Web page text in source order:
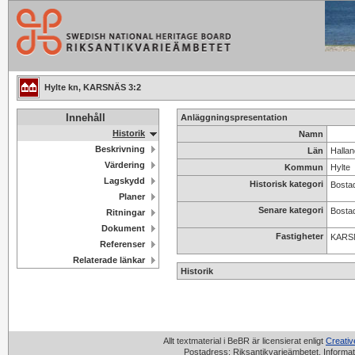
Hylte kn, KARSNÄS 3:2
Innehåll
Historik
Beskrivning
Värdering
Lagskydd
Planer
Ritningar
Dokument
Referenser
Relaterade länkar
Anläggningspresentation
Namn
Län
Kommun
Hylte
Historisk kategori
Senare kategori
Fastigheter
Historik
Allt textmaterial i BeBR är licensierat enligt
Postadress: Riksantikvarieämbetet,